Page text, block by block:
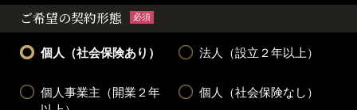
ご希望の契約形態 必須
個人（社会保険あり） 法人（設立２年以上）
個人事業主（開業２年
個人（社会保険なし）